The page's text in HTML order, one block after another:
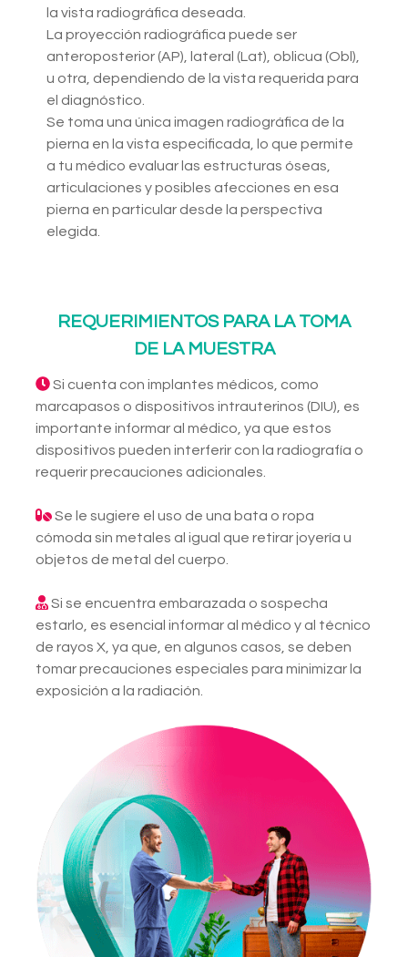
la vista radiográfica deseada.
La proyección radiográfica puede ser
anteroposterior (AP), lateral (Lat), oblicua (Obl),
u otra, dependiendo de la vista requerida para
el diagnóstico.
Se toma una única imagen radiográfica de la
pierna en la vista especificada, lo que permite
a tu médico evaluar las estructuras óseas,
articulaciones y posibles afecciones en esa
pierna en particular desde la perspectiva
elegida.
REQUERIMIENTOS PARA LA TOMA
DE LA MUESTRA
Si cuenta con implantes médicos, como
marcapasos o dispositivos intrauterinos (DIU), es
importante informar al médico, ya que estos
dispositivos pueden interferir con la radiografía o
requerir precauciones adicionales.
Se le sugiere el uso de una bata o ropa
cómoda sin metales al igual que retirar joyería u
objetos de metal del cuerpo.
Si se encuentra embarazada o sospecha
estarlo, es esencial informar al médico y al técnico
de rayos X, ya que, en algunos casos, se deben
tomar precauciones especiales para minimizar la
exposición a la radiación.